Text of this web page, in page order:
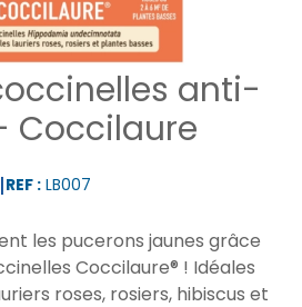
anti-
Coccilaure
REF : LB007
les pucerons jaunes grâce
Coccilaure® ! Idéales
roses, rosiers, hibiscus et